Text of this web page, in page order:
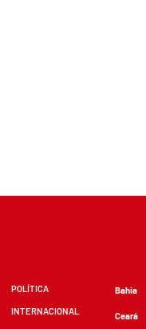
POLÍTICA
INTERNACIONAL
Bahia
Ceará